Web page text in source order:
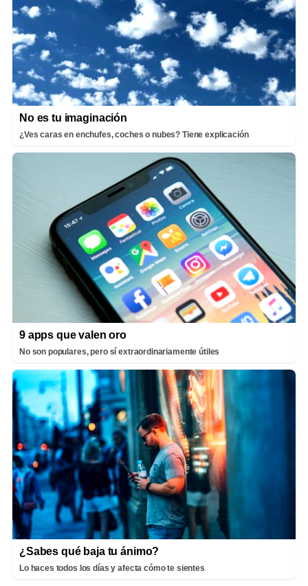
No es tu imaginación
¿Ves caras en enchufes, coches o nubes? Tiene explicación
9 apps que valen oro
No son populares, pero sí extraordinariamente útiles
¿Sabes qué baja tu ánimo?
Lo haces todos los días y afecta cómo te sientes